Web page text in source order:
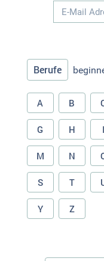
Berufe
A B
G H I
M N
S T
Y Z